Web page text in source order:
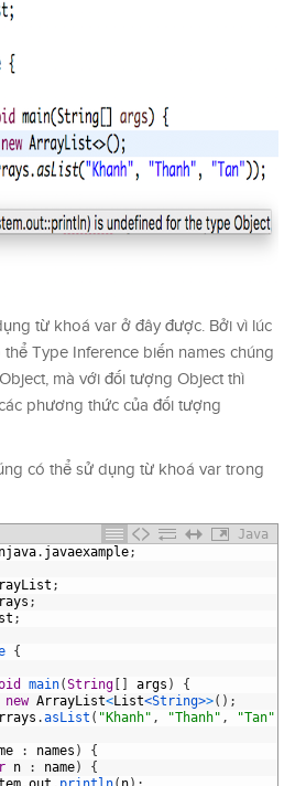
từ khoá var ở đây được. Bởi vì lúc
Type Inference biến names chúng
mà với đối tượng Object thì
phương thức của đối tượng
có thể sử dụng từ khoá var trong
Java
. javaexample;
;
;
;
{
main(String [ ] args )
{
new ArrayList<List<String>>( ) ;
.asList ( "Khanh" , "Thanh" , "Tan"
: names )
{
n : name)
{